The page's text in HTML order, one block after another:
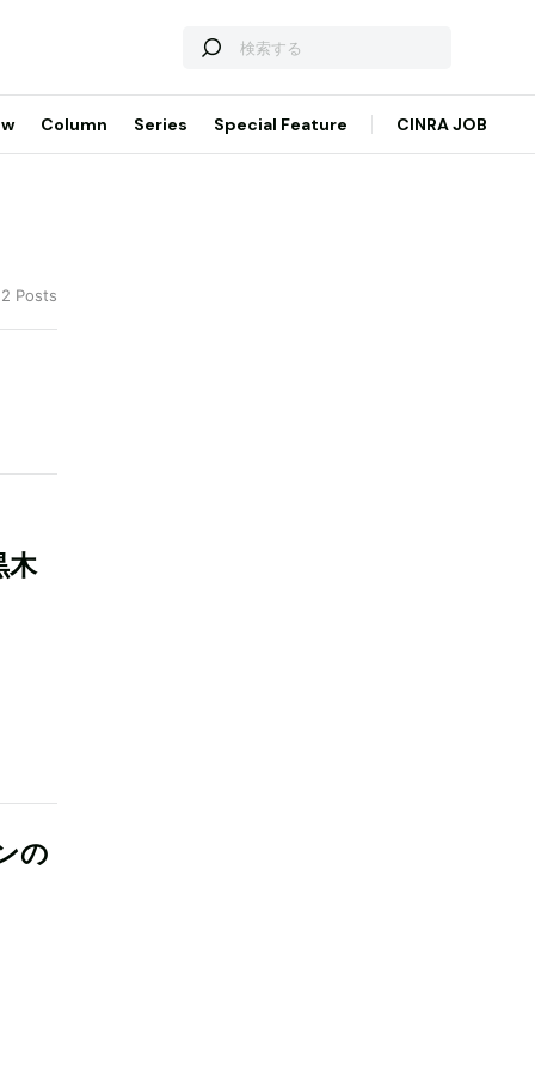
Column Series Special Feature CINRA JOB
Posts
木
の